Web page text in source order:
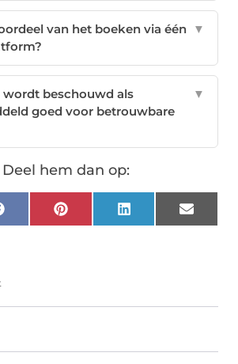
van het boeken via één ▼
wordt beschouwd als
goed voor betrouwbare
▼
hem dan op:
FacebookPinterest LinkedIn Email